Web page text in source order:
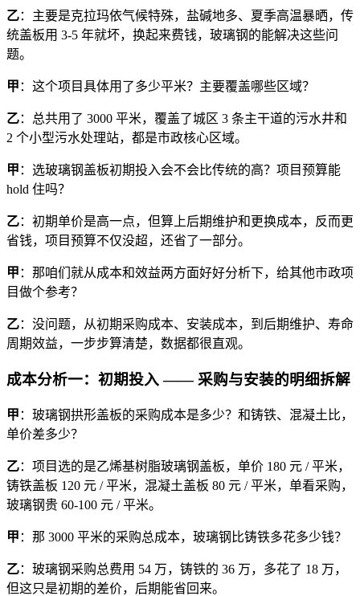
乙：主要是克拉玛依气候特殊，盐碱地多、夏季高温暴晒，传
统盖板用 3-5 年就坏，换起来费钱，玻璃钢的能解决这些问
题。
甲 ：这个项目具体用了多少平米？主要覆盖哪些区域？
乙：总共用了 3000 平米，覆盖了城区 3 条主干道的污水井和
2 个小型污水处理站，都是市政核心区域。
甲 ：选玻璃钢盖板初期投入会不会比传统的高？项目预算能
hold 住吗？
乙：初期单价是高一点，但算上后期维护和更换成本，反而更
省钱，项目预算不仅没超，还省了一部分。
甲 ：那咱们就从成本和效益两方面好好分析下，给其他市政项
目做个参考？
乙：没问题，从初期采购成本、安装成本，到后期维护、寿命
周期效益，一步步算清楚，数据都很直观。
成本分析一：初期投入 —— 采购与安装的明细拆解
甲 ：玻璃钢拱形盖板的采购成本是多少？和铸铁、混凝土比，
单价差多少？
乙：项目选的是乙烯基树脂玻璃钢盖板，单价 180 元 / 平米，
铸铁盖板 120 元 / 平米，混凝土盖板 80 元 / 平米，单看采购，
玻璃钢贵 60-100 元 / 平米。
甲 ：那 3000 平米的采购总成本，玻璃钢比铸铁多花多少钱？
乙：玻璃钢采购总费用 54 万，铸铁的 36 万，多花了 18 万，
但这只是初期的差价，后期能省回来。